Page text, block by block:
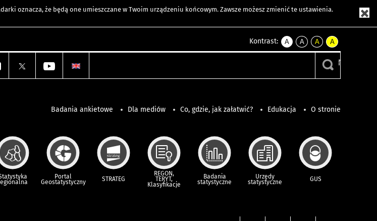
oznacza, że będą one umieszczane w Twoim urządzeniu końcowym. Zawsze możesz zmienić te ustawienia.
Kontrast:
A
kontrast
A
kontrast
czarnym
A
kontrast
żółty
tekst
czarnym
A
kontrast
czarny
tekst
żółtym
Badania ankietowe Dla mediów Co, gdzie, jak załatwić? Edukacja O stronie
Portal
Geostatystyczny STRATEG
REGON,
TERYT,
Klasyfikacje
Badania
statystyczne
Urzędy
statystyczne GUS